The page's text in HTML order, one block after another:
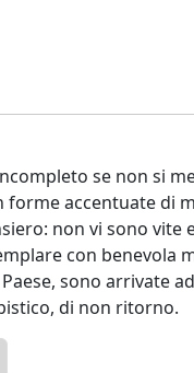
se non si
accentuate di
non vi sono vite
con benevola
sono arrivate
di non ritorno.